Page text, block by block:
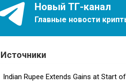
Новый ТГ-канал
Главные новости
Источники
Indian Rupee Extends Gains at Start